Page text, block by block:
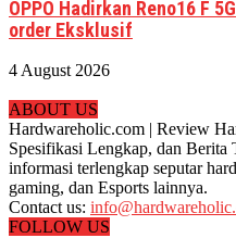
OPPO Hadirkan Reno16 F
order Eksklusif
4 August 2026
ABOUT US
Hardwareholic.com | Review
Spesifikasi Lengkap, dan
informasi terlengkap seputar
gaming, dan Esports lainnya.
Contact us:
FOLLOW US